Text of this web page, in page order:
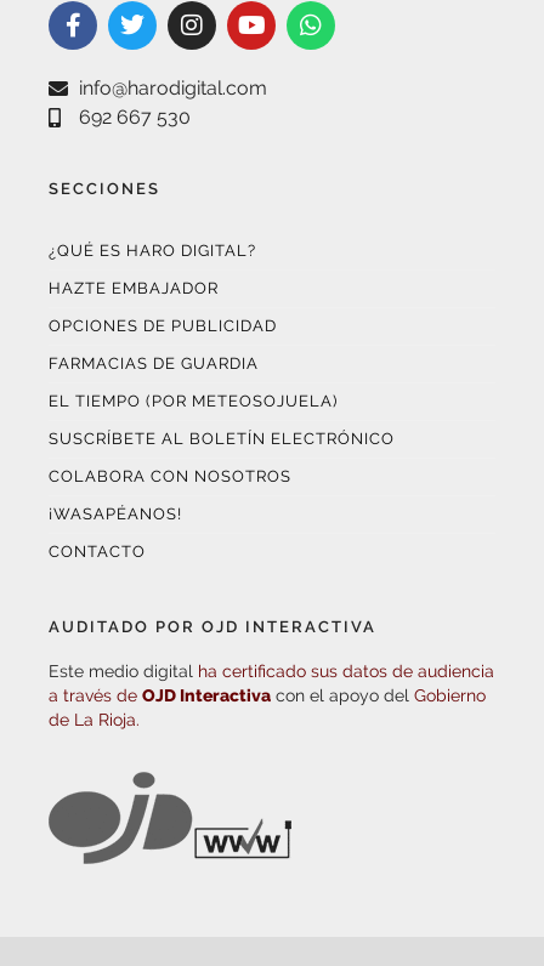
info@harodigital.com
692 667 530
SECCIONES
¿QUÉ ES HARO DIGITAL?
HAZTE EMBAJADOR
OPCIONES DE PUBLICIDAD
FARMACIAS DE GUARDIA
EL TIEMPO (POR METEOSOJUELA)
SUSCRÍBETE AL BOLETÍN ELECTRÓNICO
COLABORA CON NOSOTROS
¡WASAPÉANOS!
CONTACTO
AUDITADO POR OJD INTERACTIVA
Este medio digital ha certificado sus datos de audiencia
a través de OJD Interactiva con el apoyo del Gobierno
de La Rioja.